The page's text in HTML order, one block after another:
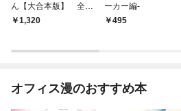
ん【大合本版】 全巻
収録1,320
ーカー編‐
495
オフィス漫のおすすめ本